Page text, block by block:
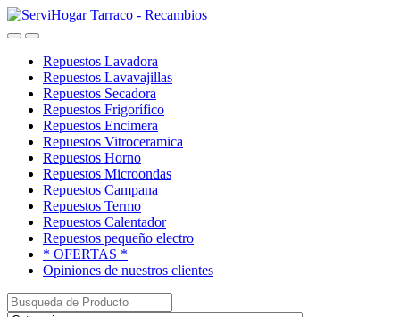
Saltar
a
saltar
al
OpenClose
Repuestos Lavadora
Repuestos Lavavajillas
Repuestos Secadora
Repuestos Frigorífico
Repuestos Encimera
Repuestos Vitroceramica
Repuestos Horno
Repuestos Microondas
Repuestos Campana
Repuestos Termo
Repuestos Calentador
Repuestos pequeño electro
* OFERTAS *
Opiniones de nuestros clientes
Buscar: